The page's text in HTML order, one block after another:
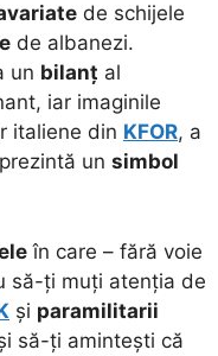
de schijele
de albanezi.
un bilanț al
iar imaginile
italiene din KFOR, a
un simbol
în care – fără voie
să-ți muți atenția de
și paramilitarii
să-ți amintești că